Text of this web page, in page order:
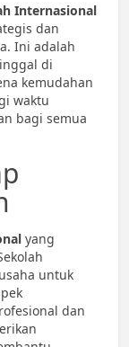
Internasional
dan
Ini adalah
di
kemudahan
waktu
bagi semua
yang
untuk
dan